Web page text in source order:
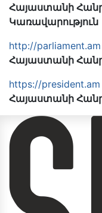
Հայաստանի
Կառավարություն
http://parliament.am
Հայաստանի
https://president.am
Հայաստանի